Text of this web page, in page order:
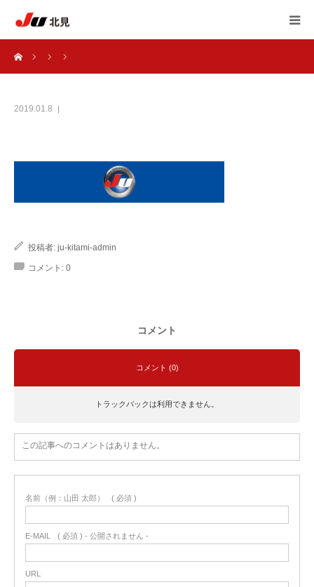
2019.01.8
投稿者: ju-kitami-admin
コメント: 0
コメント
コメント (0)
トラックバックは利用できません。
この記事へのコメントはありません。
名前（例：山田 太郎） ( 必須 )
E-MAIL ( 必須 ) - 公開されません -
URL
HOME